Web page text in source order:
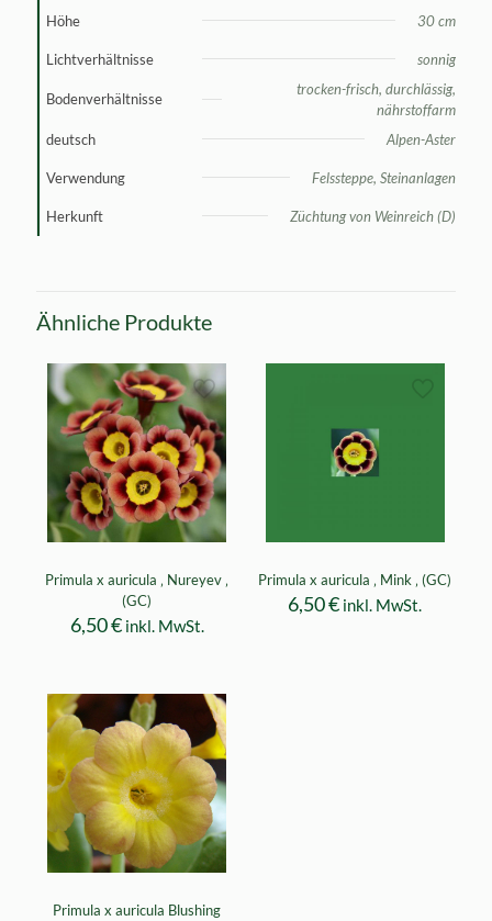
Höhe 30 cm
Lichtverhältnisse sonnig
Bodenverhältnisse
trocken-frisch, durchlässig,
nährstoffarm
deutsch
Alpen-Aster
Verwendung Felssteppe, Steinanlagen
Herkunft Züchtung von Weinreich (D)
Ähnliche Produkte
Primula x auricula ‚ Nureyev ‚
(GC)
6,50€ inkl. MwSt.
Primula x auricula ‚ Mink ‚ (GC)
6,50€ inkl. MwSt.
Primula x auricula Blushing